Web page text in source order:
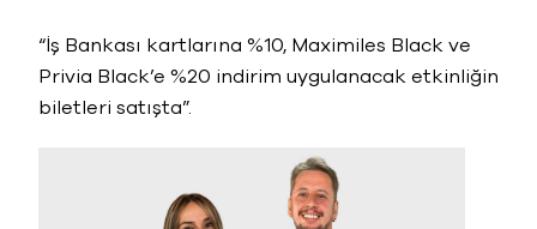
“İş Bankası kartlarına %10, Maximiles Black ve
Privia Black’e %20 indirim uygulanacak etkinliğin
biletleri satışta”.